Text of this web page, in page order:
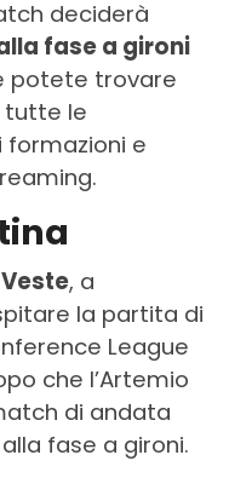
deciderà
fase a gironi
potete trovare
tutte le
formazioni e
, a
la partita di
League
che l’Artemio
di andata
fase a gironi.